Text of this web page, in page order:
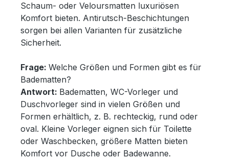
Schaum- oder Veloursmatten luxuriösen
Komfort bieten. Antirutsch-Beschichtungen
sorgen bei allen Varianten für zusätzliche
Sicherheit.
Frage: Welche Größen und Formen gibt es für
Badematten?
Antwort: Badematten, WC-Vorleger und
Duschvorleger sind in vielen Größen und
Formen erhältlich, z. B. rechteckig, rund oder
oval. Kleine Vorleger eignen sich für Toilette
oder Waschbecken, größere Matten bieten
Komfort vor Dusche oder Badewanne.